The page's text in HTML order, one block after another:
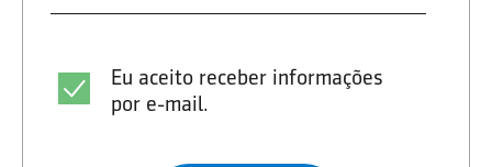
Eu aceito receber informações
por e-mail.